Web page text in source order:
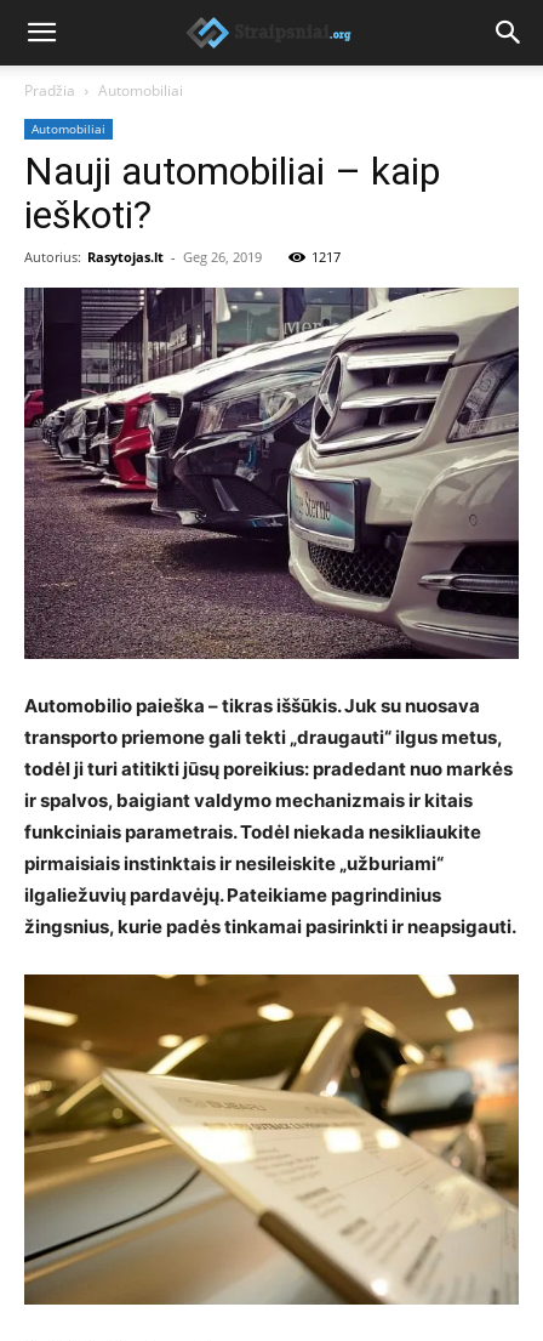
Pradžia Automobiliai
Automobiliai
Nauji automobiliai – kaip
ieškoti?
Autorius: Rasytojas.lt - Geg 26, 2019 1217
Automobilio paieška – tikras iššūkis. Juk su nuosava
transporto priemone gali tekti „draugauti“ ilgus metus,
todėl ji turi atitikti jūsų poreikius: pradedant nuo markės
ir spalvos, baigiant valdymo mechanizmais ir kitais
funkciniais parametrais. Todėl niekada nesikliaukite
pirmaisiais instinktais ir nesileiskite „užburiami“
ilgaliežuvių pardavėjų. Pateikiame pagrindinius
žingsnius, kurie padės tinkamai pasirinkti ir neapsigauti.